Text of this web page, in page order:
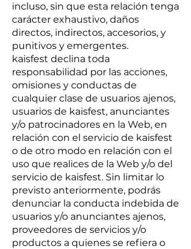
incluso, sin que esta relación tenga
carácter exhaustivo, daños
directos, indirectos, accesorios, y
punitivos y emergentes.
kaisfest declina toda
responsabilidad por las acciones,
omisiones y conductas de
cualquier clase de usuarios ajenos,
usuarios de kaisfest, anunciantes
y/o patrocinadores en la Web, en
relación con el servicio de kaisfest
o de otro modo en relación con el
uso que realices de la Web y/o del
servicio de kaisfest. Sin limitar lo
previsto anteriormente, podrás
denunciar la conducta indebida de
usuarios y/o anunciantes ajenos,
proveedores de servicios y/o
productos a quienes se refiera o